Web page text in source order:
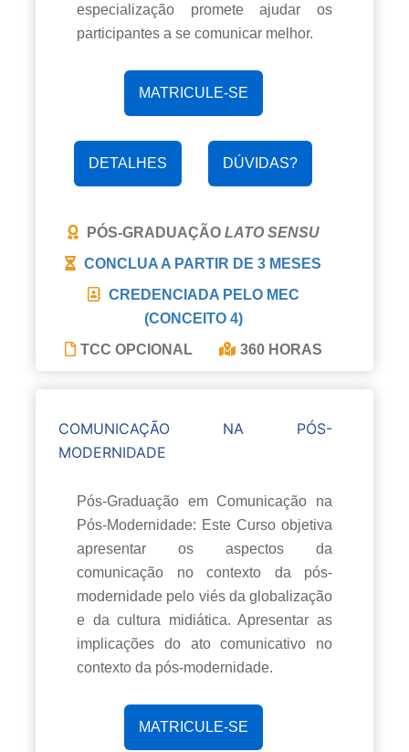
especialização promete ajudar os
participantes a se comunicar melhor.
MATRICULE-SE
DETALHES DÚVIDAS?
PÓS-GRADUAÇÃO LATO SENSU
CONCLUA A PARTIR DE 3 MESES
CREDENCIADA PELO MEC
(CONCEITO 4)
TCC OPCIONAL
360 HORAS
COMUNICAÇÃO NA PÓS-
MODERNIDADE
Pós-Graduação em Comunicação na
Pós-Modernidade: Este Curso objetiva
apresentar os aspectos da
comunicação no contexto da pós-
modernidade pelo viés da globalização
e da cultura midiática. Apresentar as
implicações do ato comunicativo no
contexto da pós-modernidade.
MATRICULE-SE